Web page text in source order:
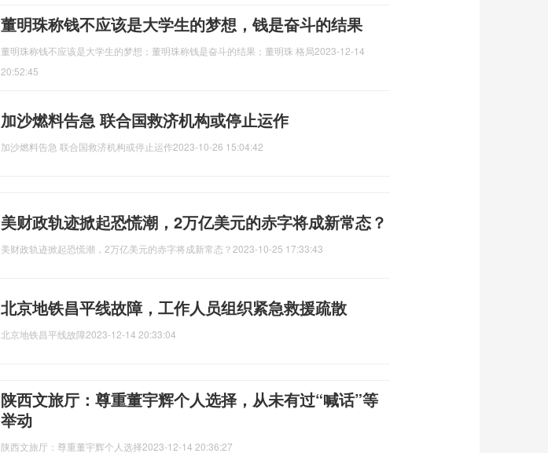
董明珠称钱不应该是大学生的梦想，钱是奋斗的结果
董明珠称钱不应该是大学生的梦想；董明珠称钱是奋斗的结果；董明珠 格局2023-12-14
20:52:45
加沙燃料告急 联合国救济机构或停止运作
加沙燃料告急 联合国救济机构或停止运作2023-10-26 15:04:42
美财政轨迹掀起恐慌潮，2万亿美元的赤字将成新常态？
美财政轨迹掀起恐慌潮，2万亿美元的赤字将成新常态？ 2023-10-25 17:33:43
北京地铁昌平线故障，工作人员组织紧急救援疏散
北京地铁昌平线故障2023-12-14 20:33:04
陕西文旅厅：尊重董宇辉个人选择，从未有过“喊话”等
举动
陕西文旅厅：尊重董宇辉个人选择2023-12-14 20:36:27